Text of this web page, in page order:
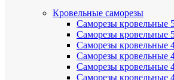
Кровельные саморезы
Саморезы кровельные
Саморезы кровельные
Саморезы кровельные
Саморезы кровельные
Саморезы кровельные
Саморезы кровельные